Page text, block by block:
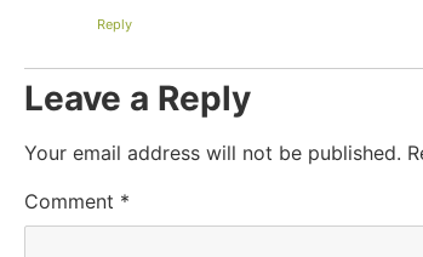
Reply
Leave a Reply
Your email address will not be published.
Comment *